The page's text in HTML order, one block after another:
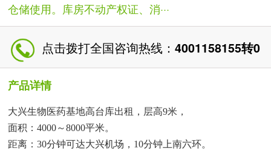
仓储使用。库房不动产权证、消···
点击拨打全国咨询热线： 4001158155转0
产品详情
大兴生物医药基地高台库出租，层高9米，
面积：4000～8000平米。
距离：30分钟可达大兴机场，10分钟上南六环。